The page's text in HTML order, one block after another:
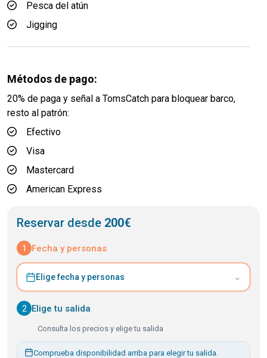
Pesca del atún
Jigging
Métodos de pago:
20% de paga y señal a TomsCatch para bloquear barco,
resto al patrón:
Efectivo
Visa
Mastercard
American Express
Reservar desde 200€
1 Fecha y personas
Elige fecha y personas ⌄
2 Elige tu salida
Consulta los precios y elige tu salida
Comprueba disponibilidad arriba para elegir tu salida.